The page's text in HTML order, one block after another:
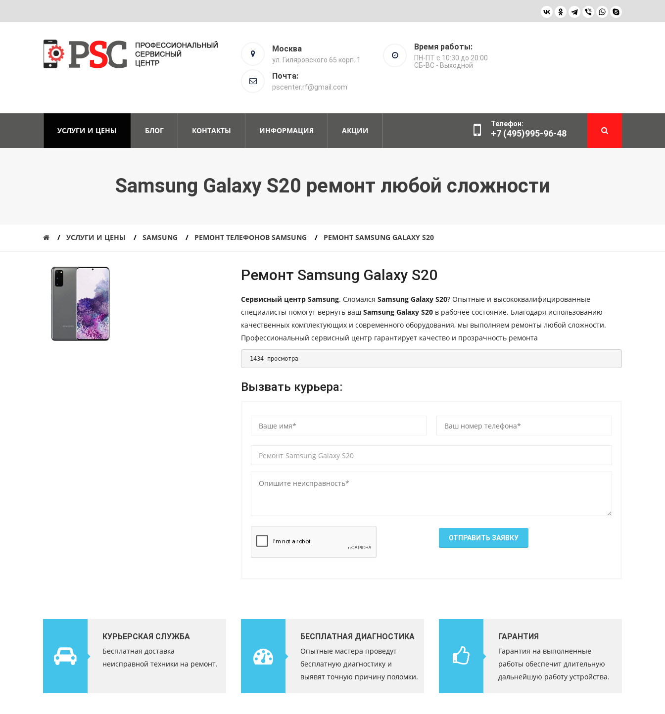
Москва
ул. Гиляровского 65 корп. 1
Время работы:
ПН-ПТ с 10:30 до 20:00
СБ-ВС - Выходной
Почта:
pscenter.rf@gmail.com
УСЛУГИ И ЦЕНЫ БЛОГ КОНТАКТЫ ИНФОРМАЦИЯ АКЦИИ
Телефон:
+7 (495)995-96-48
Samsung Galaxy S20 ремонт любой сложности
УСЛУГИ И ЦЕНЫ SAMSUNG РЕМОНТ ТЕЛЕФОНОВ SAMSUNG РЕМОНТ SAMSUNG GALAXY S20
Ремонт Samsung Galaxy S20
Сервисный центр Samsung. Сломался Samsung Galaxy S20? Опытные и высококвалифицированные
специалисты помогут вернуть ваш Samsung Galaxy S20 в рабочее состояние. Благодаря использованию
качественных комплектующих и современного оборудования, мы выполняем ремонты любой сложности.
Профессиональный сервисный центр гарантирует качество и прозрачность ремонта
1434 просмотра
Вызвать курьера:
ОТПРАВИТЬ ЗАЯВКУ
КУРЬЕРСКАЯ СЛУЖБА
Бесплатная доставка
неисправной техники на ремонт.
БЕСПЛАТНАЯ ДИАГНОСТИКА
Опытные мастера проведут
бесплатную диагностику и
выявят точную причину поломки.
ГАРАНТИЯ
Гарантия на выполненные
работы обеспечит длительную
дальнейшую работу устройства.